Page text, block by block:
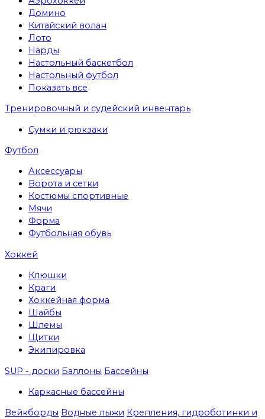
Домино
Китайский волан
Лото
Нарды
Настольный баскетбол
Настольный футбол
Показать все
Тренировочный и судейский инвентарь
Сумки и рюкзаки
Футбол
Аксессуары
Ворота и сетки
Костюмы спортивные
Мячи
Форма
Футбольная обувь
Хоккей
Клюшки
Краги
Хоккейная форма
Шайбы
Шлемы
Щитки
Экипировка
SUP - доски Баллоны Бассейны
Каркасные бассейны
Вейкборды Водные лыжи Крепления, гидроботинки и